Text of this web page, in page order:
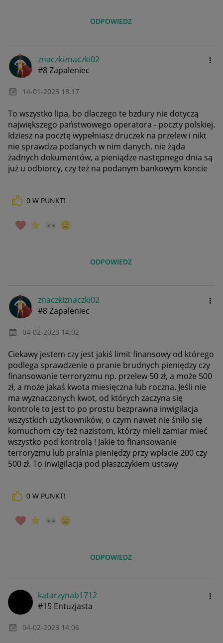
ODPOWIEDZ
znaczkiznaczki02
#8 Zapaleniec
‎14-01-2023 18:17
To wszystko lipa, bo dlaczego te bzdury nie dotyczą
największego państwowego operatora - poczty polskiej.
Idziesz na pocztę wypełniasz druczek na przelew i nikt
nie sprawdza podanych w nim danych, nie żąda
żadnych dokumentów, a pieniądze następnego dnia są
już u odbiorcy, czy też na podanym bankowym koncie
0 W PUNKT!
ODPOWIEDZ
znaczkiznaczki02
#8 Zapaleniec
‎04-02-2023 14:02
Ciekawy jestem czy jest jakiś limit finansowy od którego
podlega sprawdzenie o pranie brudnych pieniędzy czy
finansowanie terroryzmu np. przelew 50 zł, a może 500
zł, a może jakaś kwota miesięczna lub roczna. Jeśli nie
ma wyznaczonych kwot, od których zaczyna się
kontrolę to jest to po prostu bezprawna inwigilacja
wszystkich użytkowników, o czym nawet nie śniło się
komuchom czy też nazistom, którzy mieli zamiar mieć
wszystko pod kontrolą ! Jakie to finansowanie
terroryzmu lub pralnia pieniędzy przy wpłacie 200 czy
500 zł. To inwigilacja pod płaszczykiem ustawy
0 W PUNKT!
ODPOWIEDZ
katarzynab1712
#15 Entuzjasta
‎04-02-2023 14:06